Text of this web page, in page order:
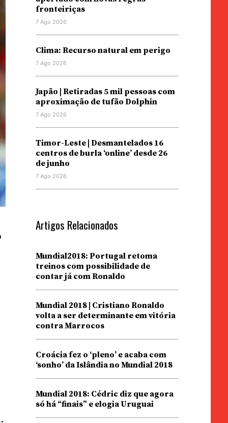
fronteiriças
7 Ago 2026
Clima: Recurso natural em perigo
7 Ago 2026
Japão | Retiradas 5 mil pessoas com
aproximação de tufão Dolphin
7 Ago 2026
Timor-Leste | Desmantelados 16
centros de burla ‘online’ desde 26
de junho
7 Ago 2026
Artigos Relacionados
Mundial2018: Portugal retoma
treinos com possibilidade de
contar já com Ronaldo
Mundial 2018 | Cristiano Ronaldo
volta a ser determinante em vitória
contra Marrocos
Croácia fez o ‘pleno’ e acaba com
‘sonho’ da Islândia no Mundial 2018
Mundial 2018: Cédric diz que agora
só há “finais” e elogia Uruguai